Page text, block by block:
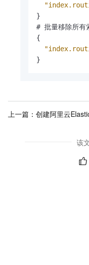
}
{
}
上一篇： 创建阿里云
该